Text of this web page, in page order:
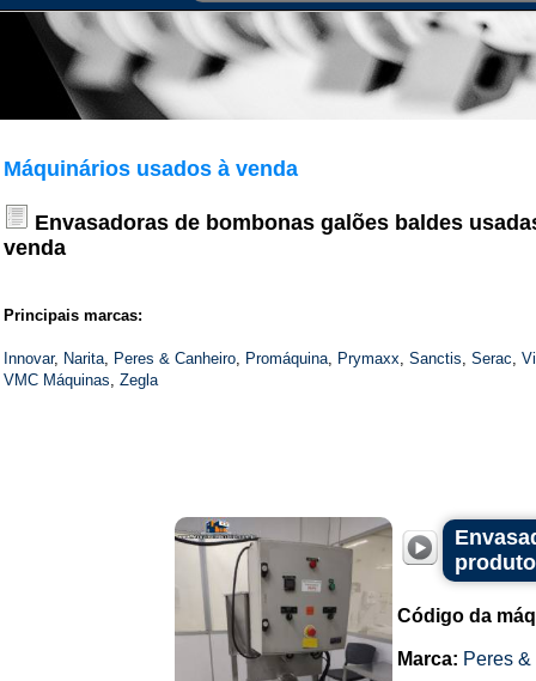
Máquinários usados à venda
Envasadoras de bombonas galões baldes
venda
Principais marcas:
Innovar, Narita, Peres & Canheiro, Promáquina, Prymaxx, Sanctis, Serac,
VMC Máquinas, Zegla
Código da
Marca: Peres